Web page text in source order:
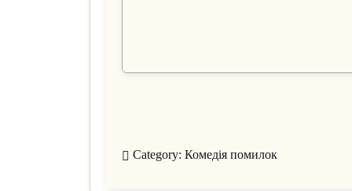
Category: Комедія помилок